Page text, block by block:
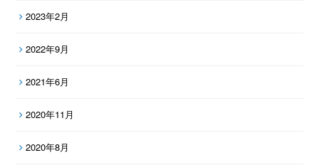
2023年2月
2022年9月
2021年6月
2020年11月
2020年8月